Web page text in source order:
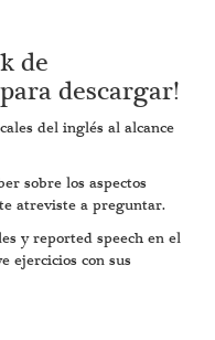
de
descargar!
del inglés al alcance
sobre los aspectos
atreviste a preguntar.
y reported speech en el
ejercicios con sus